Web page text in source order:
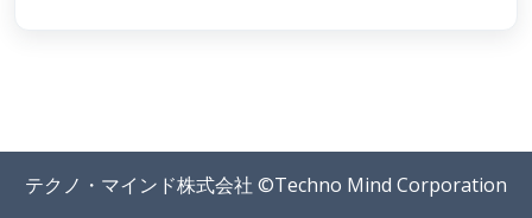
テクノ・マインド株式会社 ©Techno Mind Corporation